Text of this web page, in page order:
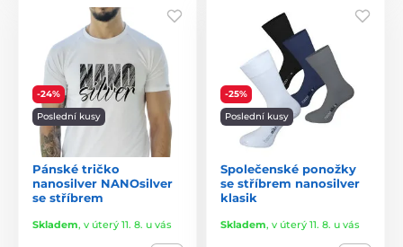
-24%
Poslední kusy
Pánské tričko
nanosilver NANOsilver
se stříbrem
Skladem, v úterý 11. 8. u vás
-25%
Poslední kusy
Společenské ponožky
se stříbrem nanosilver
klasik
Skladem, v úterý 11. 8. u vás